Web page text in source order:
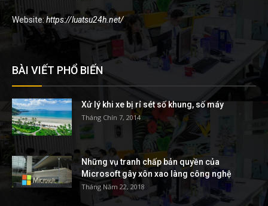
Website: https://luatsu24h.net/
BÀI VIẾT PHỔ BIẾN
Xử lý khi xe bị rỉ sét số khung, số máy
Tháng Chín 7, 2014
Những vụ tranh chấp bản quyền của
Microsoft gây xôn xao làng công nghệ
Tháng Năm 22, 2018